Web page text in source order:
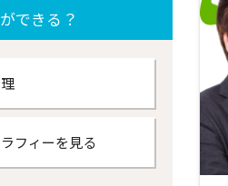
できる？
フィーを見る